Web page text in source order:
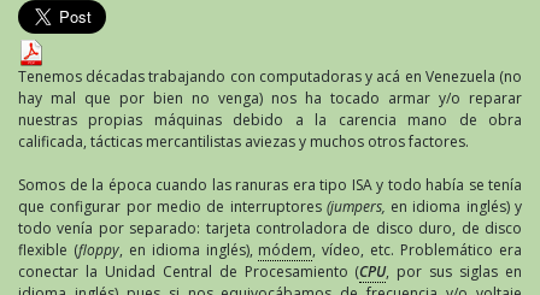
Tenemos décadas trabajando con computadoras y acá en Venezuela (no
hay mal que por bien no venga) nos ha tocado armar y/o reparar
nuestras propias máquinas debido a la carencia mano de obra
calificada, tácticas mercantilistas aviezas y muchos otros factores.
Somos de la época cuando las ranuras era tipo ISA y todo había se tenía
que configurar por medio de interruptores (jumpers, en idioma inglés) y
todo venía por separado: tarjeta controladora de disco duro, de disco
flexible (floppy, en idioma inglés), módem, vídeo, etc. Problemático era
conectar la Unidad Central de Procesamiento (CPU, por sus siglas en